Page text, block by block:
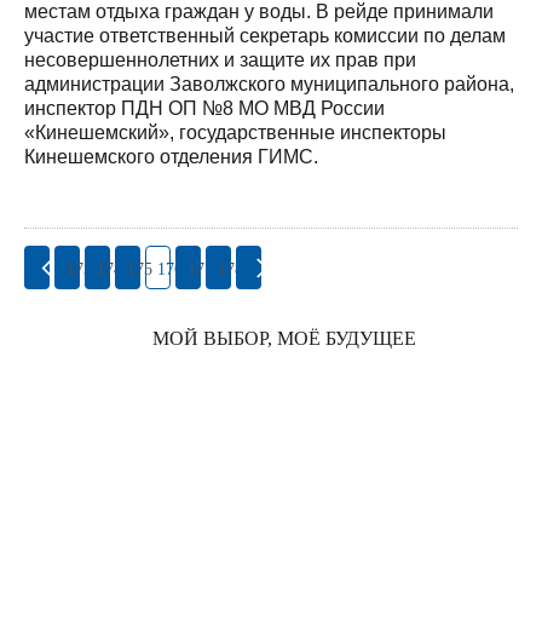
местам отдыха граждан у воды. В рейде принимали
участие ответственный секретарь комиссии по делам
несовершеннолетних и защите их прав при
администрации Заволжского муниципального района,
инспектор ПДН ОП №8 МО МВД России
«Кинешемский», государственные инспекторы
Кинешемского отделения ГИМС.
173 174 175 176 177 178
МОЙ ВЫБОР, МОЁ БУДУЩЕЕ